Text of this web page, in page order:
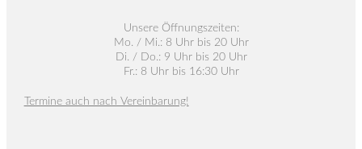
Unsere Öffnungszeiten:
Mo. / Mi.: 8 Uhr bis 20 Uhr
Di. / Do.: 9 Uhr bis 20 Uhr
Fr.: 8 Uhr bis 16:30 Uhr
Termine auch nach Vereinbarung!